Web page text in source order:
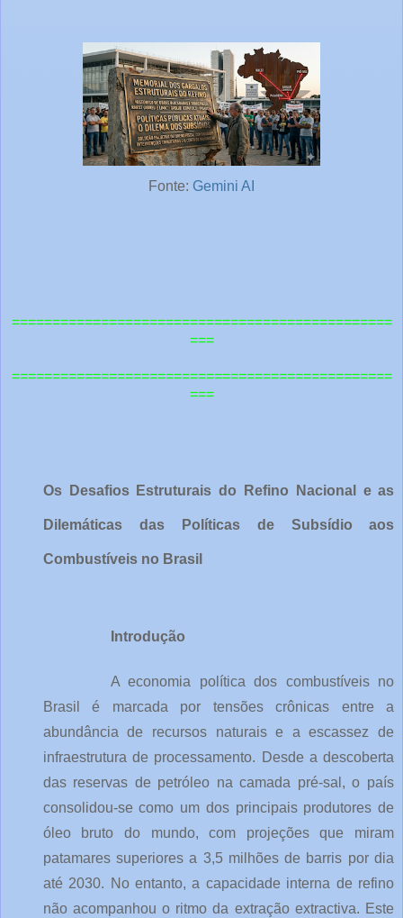
Fonte: Gemini AI
===============================================
===
===============================================
===
Os Desafios Estruturais do Refino Nacional e as
Dilemáticas das Políticas de Subsídio aos
Combustíveis no Brasil
Introdução
A economia política dos combustíveis no
Brasil é marcada por tensões crônicas entre a
abundância de recursos naturais e a escassez de
infraestrutura de processamento. Desde a descoberta
das reservas de petróleo na camada pré-sal, o país
consolidou-se como um dos principais produtores de
óleo bruto do mundo, com projeções que miram
patamares superiores a 3,5 milhões de barris por dia
até 2030. No entanto, a capacidade interna de refino
não acompanhou o ritmo da extração extractiva. Este